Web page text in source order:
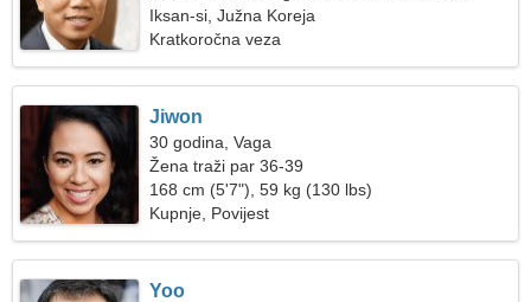
Iksan-si, Južna Koreja
Kratkoročna veza
Jiwon
30 godina, Vaga
Žena traži par 36-39
168 cm (5'7"), 59 kg (130 lbs)
Kupnje, Povijest
Yoo